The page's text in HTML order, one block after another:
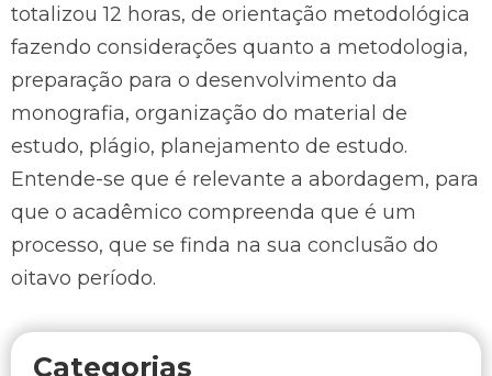
totalizou 12 horas, de orientação metodológica
fazendo considerações quanto a metodologia,
preparação para o desenvolvimento da
monografia, organização do material de
estudo, plágio, planejamento de estudo.
Entende-se que é relevante a abordagem, para
que o acadêmico compreenda que é um
processo, que se finda na sua conclusão do
oitavo período.
Categorias